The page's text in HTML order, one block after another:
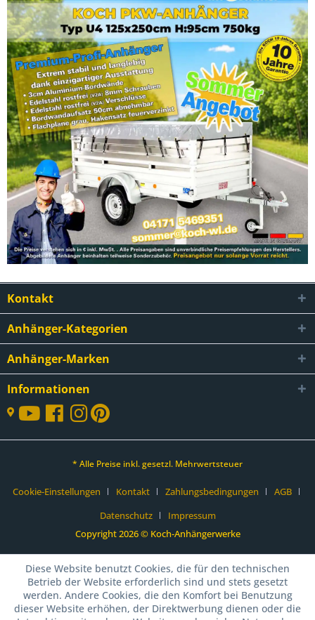
Kontakt
Anhänger-Kategorien
Anhänger-Marken
Informationen
* Alle Preise inkl. gesetzl. Mehrwertsteuer
Cookie-Einstellungen Kontakt Zahlungsbedingungen
AGB
Datenschutz
Impressum
Copyright 2026 © Koch-Anhängerwerke
Diese Website benutzt Cookies, die für den technischen
Betrieb der Website erforderlich sind und stets gesetzt
werden. Andere Cookies, die den Komfort bei Benutzung
dieser Website erhöhen, der Direktwerbung dienen oder die